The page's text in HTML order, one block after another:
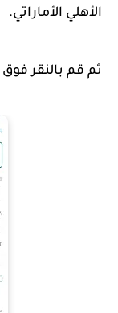
الأهلي الأماراتي.
ثم قم بالنقر فوق